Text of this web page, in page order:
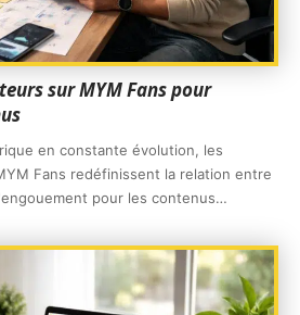
sur MYM Fans pour
en constante évolution, les
Fans redéfinissent la relation entre
pour les contenus…